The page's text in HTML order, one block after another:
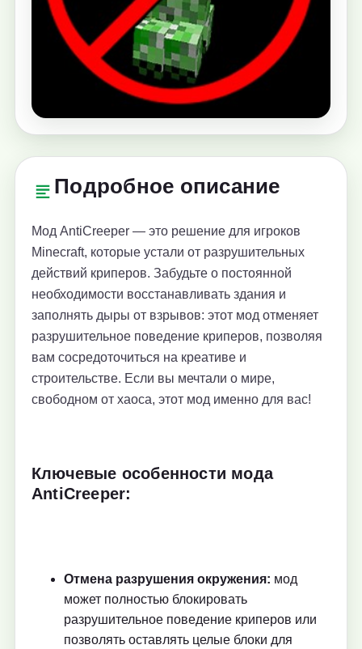
Подробное описание
Мод AntiCreeper — это решение для игроков
Minecraft, которые устали от разрушительных
действий криперов. Забудьте о постоянной
необходимости восстанавливать здания и
заполнять дыры от взрывов: этот мод отменяет
разрушительное поведение криперов, позволяя
вам сосредоточиться на креативе и
строительстве. Если вы мечтали о мире,
свободном от хаоса, этот мод именно для вас!
Ключевые особенности мода
AntiCreeper:
Отмена разрушения окружения: мод
может полностью блокировать
разрушительное поведение криперов или
позволять оставлять целые блоки для